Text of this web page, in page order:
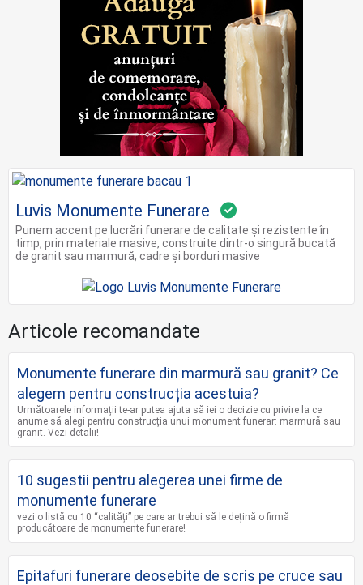
Luvis Monumente Funerare
Punem accent pe lucrări funerare de calitate și rezistente în
timp, prin materiale masive, construite dintr-o singură bucată
de granit sau marmură, cadre și borduri masive
Articole recomandate
Monumente funerare din marmură sau granit? Ce
alegem pentru construcția acestuia?
Următoarele informații te-ar putea ajuta să iei o decizie cu privire la ce
anume să alegi pentru construcția unui monument funerar: marmură sau
granit. Vezi detalii!
10 sugestii pentru alegerea unei firme de
monumente funerare
vezi o listă cu 10 “calități” pe care ar trebui să le dețină o firmă
producătoare de monumente funerare!
Epitafuri funerare deosebite de scris pe cruce sau